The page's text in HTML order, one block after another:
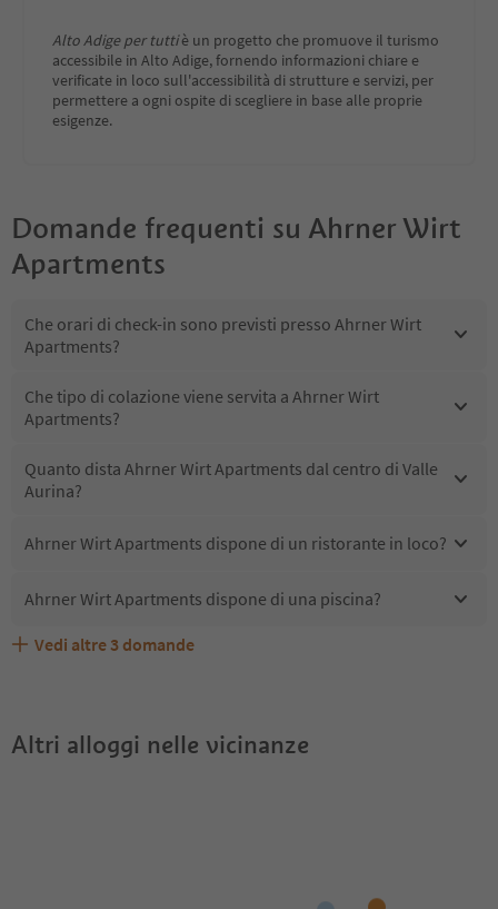
Alto Adige per tuttiè un progetto che promuove il turismo
accessibile in Alto Adige, fornendo informazioni chiare e
verificate in loco sull'accessibilità di strutture e servizi, per
permettere a ogni ospite di scegliere in base alle proprie
esigenze.
Domande frequenti su Ahrner Wirt
Apartments
Che orari di check-in sono previsti presso Ahrner Wirt
Apartments?
Che tipo di colazione viene servita a Ahrner Wirt
Apartments?
Quanto dista Ahrner Wirt Apartments dal centro di Valle
Aurina?
Ahrner Wirt Apartments dispone di un ristorante in loco?
Ahrner Wirt Apartments dispone di una piscina?
Ahrner Wirt Apartments accetta animali domestici?
Quali servizi/attività sono disponibili presso Ahrner Wirt
Gli ospiti di Ahrner Wirt Apartments ricevono l'Alto Adige
Vedi altre 3 domande
Altri alloggi nelle vicinanze